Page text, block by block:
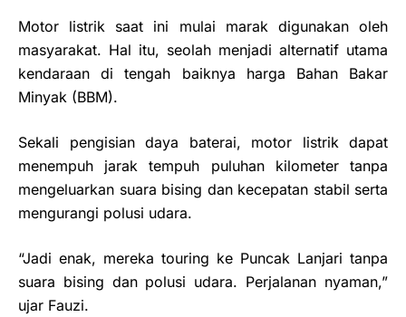
Motor listrik saat ini mulai marak digunakan oleh
masyarakat. Hal itu, seolah menjadi alternatif utama
kendaraan di tengah baiknya harga Bahan Bakar
Minyak (BBM).
Sekali pengisian daya baterai, motor listrik dapat
menempuh jarak tempuh puluhan kilometer tanpa
mengeluarkan suara bising dan kecepatan stabil serta
mengurangi polusi udara.
“Jadi enak, mereka touring ke Puncak Lanjari tanpa
suara bising dan polusi udara. Perjalanan nyaman,”
ujar Fauzi.